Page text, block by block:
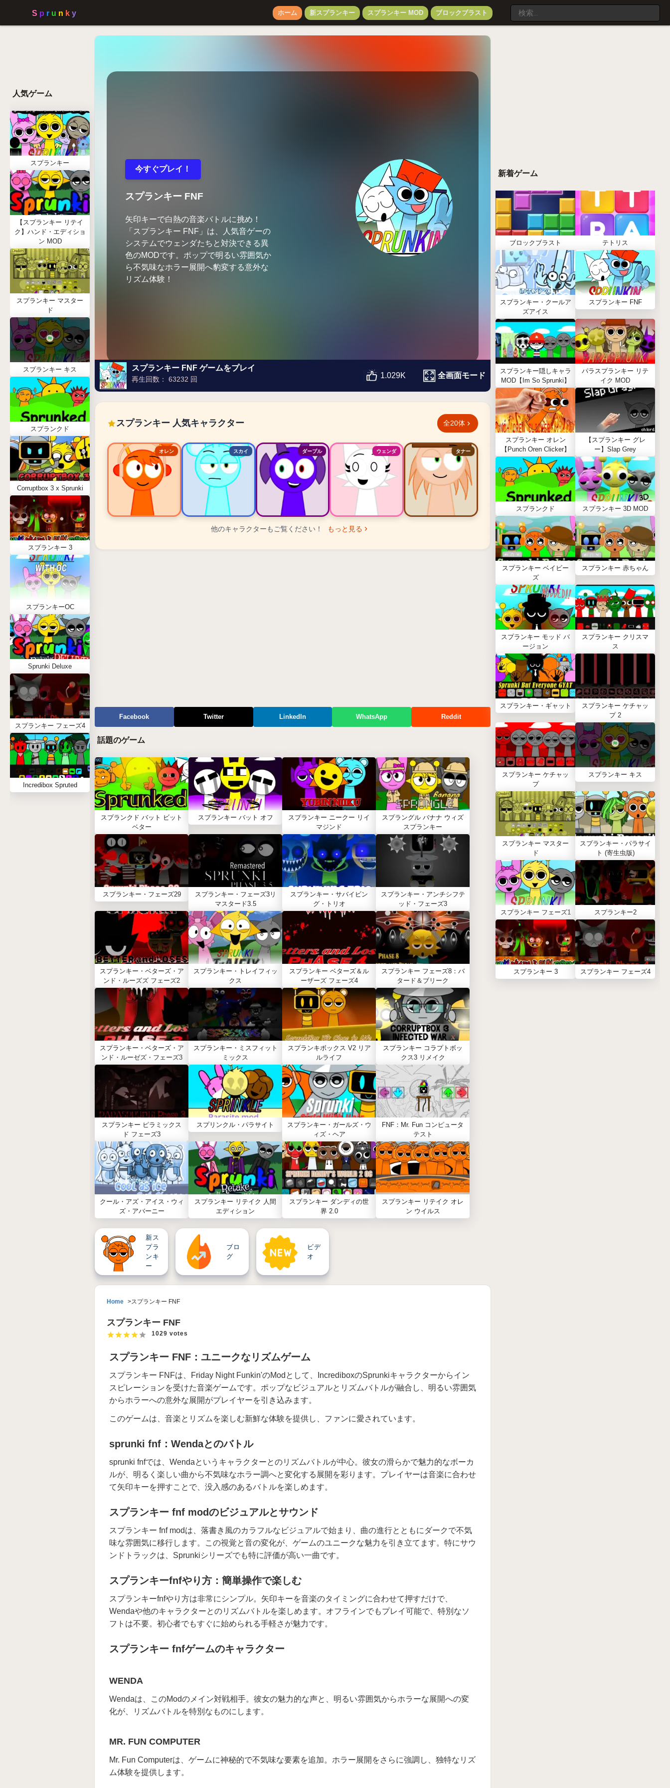
ホーム 新スプランキー スプランキー MOD ブロックブラスト
人気ゲーム
スプランキー
【スプランキー リテイ
ク】ハンド・エディショ
ン MOD
スプランキー マスター
ド
スプランキー キス
スプランクド
Corruptbox 3 x Sprunki
スプランキー 3
スプランキーOC
Sprunki Deluxe
スプランキー フェーズ4
Incredibox Spruted
今すぐプレイ！
スプランキー FNF
矢印キーで白熱の音楽バトルに挑め！
「スプランキー FNF」は、人気音ゲーの
システムでウェンダたちと対決できる異
色のMODです。ポップで明るい雰囲気か
ら不気味なホラー展開へ豹変する意外な
リズム体験！
スプランキー FNF ゲームをプレイ
再生回数： 63232 回 1.029K 全画面モード
スプランキー 人気キャラクター 全20体
オレン スカイ ダープル ウェンダ タナー
他のキャラクターもご覧ください！ もっと見る
Facebook Twitter LinkedIn WhatsApp Reddit
話題のゲーム
スプランクド バット ビット
ベター
スプランキー バット オフ
スプランキー ニークー リイ
マジンド
スプラングル バナナ ウィズ
スプランキー
スプランキー・フェーズ29
スプランキー・フェーズ3リ
マスタード3.5
スプランキー・サバイビン
グ・トリオ
スプランキー・アンチシフテ
ッド・フェーズ3
スプランキー・ベターズ・ア
ンド・ルーズズ フェーズ2
スプランキー・トレイフィッ
クス
スプランキー ベターズ＆ル
ーザーズ フェーズ4
スプランキー フェーズ8：バ
タード＆ブリーク
スプランキー・ベターズ・ア
ンド・ルーゼズ・フェーズ3
スプランキー・ミスフィット
ミックス
スプランキボックス V2 リア
ルライフ
スプランキー コラプトボッ
クス3 リメイク
スプランキー ピラミックス
ド フェーズ3
スプリンクル・パラサイト
スプランキー・ガールズ・ウ
ィズ・ヘア
FNF：Mr. Fun コンピュータ
テスト
クール・アズ・アイス・ウィ
ズ・アバーニー
スプランキー リテイク 人間
エディション
スプランキー ダンディの世
界 2.0
スプランキー リテイク オレ
ン ウイルス
新ス
プラ
ンキ
ー
ブロ
グ
ビデ
オ
Home スプランキー FNF
スプランキー FNF
1029 votes
スプランキー FNF：ユニークなリズムゲーム
スプランキー FNFは、Friday Night Funkin'のModとして、IncrediboxのSprunkiキャラクターからイン
スピレーションを受けた音楽ゲームです。ポップなビジュアルとリズムバトルが融合し、明るい雰囲気
からホラーへの意外な展開がプレイヤーを引き込みます。
このゲームは、音楽とリズムを楽しむ新鮮な体験を提供し、ファンに愛されています。
sprunki fnf：Wendaとのバトル
sprunki fnfでは、Wendaというキャラクターとのリズムバトルが中心。彼女の滑らかで魅力的なボーカ
ルが、明るく楽しい曲から不気味なホラー調へと変化する展開を彩ります。プレイヤーは音楽に合わせ
て矢印キーを押すことで、没入感のあるバトルを楽しめます。
スプランキー fnf modのビジュアルとサウンド
スプランキー fnf modは、落書き風のカラフルなビジュアルで始まり、曲の進行とともにダークで不気
味な雰囲気に移行します。この視覚と音の変化が、ゲームのユニークな魅力を引き立てます。特にサウ
ンドトラックは、Sprunkiシリーズでも特に評価が高い一曲です。
スプランキーfnfやり方：簡単操作で楽しむ
スプランキーfnfやり方は非常にシンプル。矢印キーを音楽のタイミングに合わせて押すだけで、
Wendaや他のキャラクターとのリズムバトルを楽しめます。オフラインでもプレイ可能で、特別なソ
フトは不要。初心者でもすぐに始められる手軽さが魅力です。
スプランキー fnfゲームのキャラクター
WENDA
Wendaは、このModのメイン対戦相手。彼女の魅力的な声と、明るい雰囲気からホラーな展開への変
化が、リズムバトルを特別なものにします。
MR. FUN COMPUTER
Mr. Fun Computerは、ゲームに神秘的で不気味な要素を追加。ホラー展開をさらに強調し、独特なリズ
ム体験を提供します。
新着ゲーム
ブロックブラスト テトリス
スプランキー・クールア
ズアイス
スプランキー FNF
スプランキー隠しキャラ
MOD【Im So Sprunki】
パラスプランキー リテ
イク MOD
スプランキー オレン
【Punch Oren Clicker】
【スプランキー グレ
ー】Slap Grey
スプランクド スプランキー 3D MOD
スプランキー ベイビー
ズ
スプランキー 赤ちゃん
スプランキー モッド バ
ージョン
スプランキー クリスマ
ス
スプランキー・ギャット
スプランキー ケチャッ
プ 2
スプランキー ケチャッ
プ
スプランキー キス
スプランキー マスター
ド
スプランキー・パラサイ
ト (寄生虫版)
スプランキー フェーズ1 スプランキー2
スプランキー 3 スプランキー フェーズ4